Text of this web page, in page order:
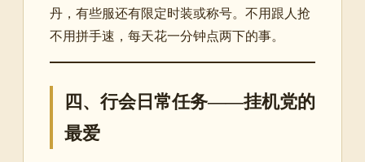
丹，有些服还有限定时装或称号。不用跟人抢
不用拼手速，每天花一分钟点两下的事。
四、行会日常任务——挂机党的
最爱